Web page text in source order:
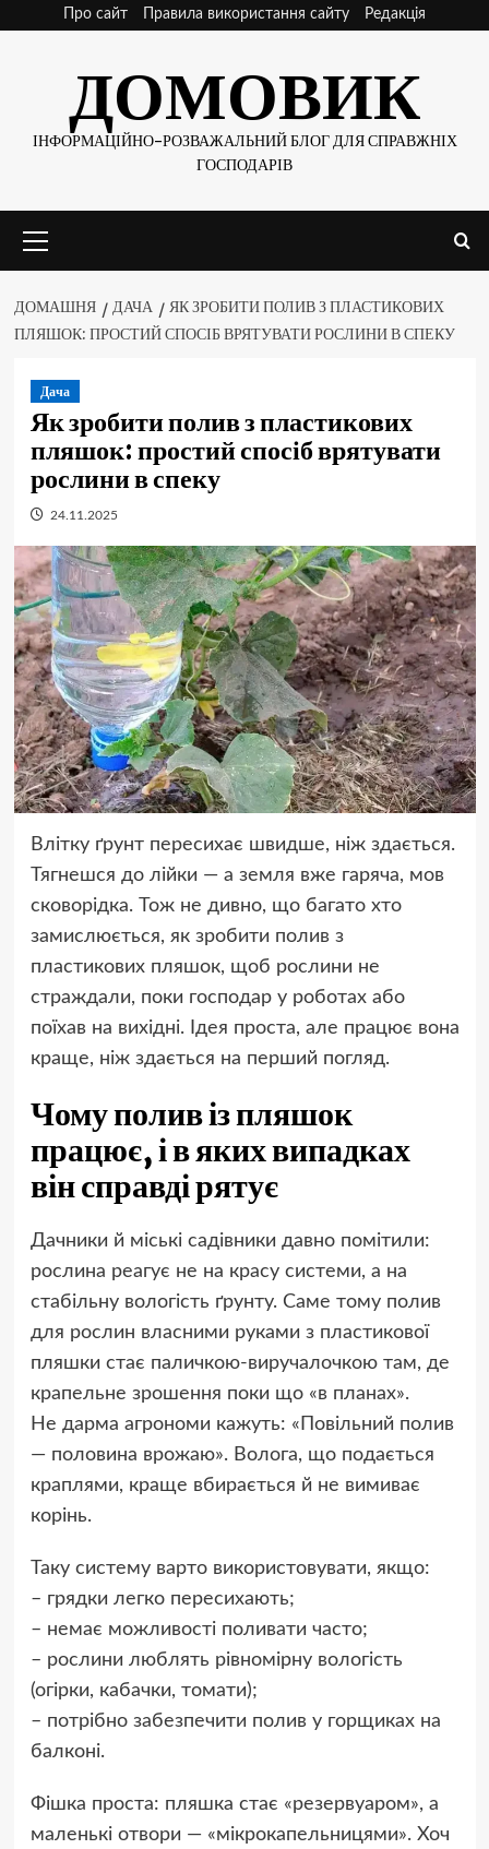
Про сайт Правила використання сайту Редакція
ДОМОВИК
ІНФОРМАЦІЙНО-РОЗВАЖАЛЬНИЙ БЛОГ ДЛЯ СПРАВЖНІХ
ГОСПОДАРІВ
меню
ДОМАШНЯ ДАЧА
ЯК ЗРОБИТИ ПОЛИВ З ПЛАСТИКОВИХ
ПЛЯШОК: ПРОСТИЙ СПОСІБ ВРЯТУВАТИ РОСЛИНИ В СПЕКУ
Дача
Як зробити полив з пластикових
пляшок: простий спосіб врятувати
рослини в спеку
24.11.2025
Влітку ґрунт пересихає швидше, ніж здається.
Тягнешся до лійки — а земля вже гаряча, мов
сковорідка. Тож не дивно, що багато хто
замислюється, як зробити полив з
пластикових пляшок, щоб рослини не
страждали, поки господар у роботах або
поїхав на вихідні. Ідея проста, але працює вона
краще, ніж здається на перший погляд.
Чому полив із пляшок
працює, і в яких випадках
він справді рятує
Дачники й міські садівники давно помітили:
рослина реагує не на красу системи, а на
стабільну вологість ґрунту. Саме тому полив
для рослин власними руками з пластикової
пляшки стає паличкою-виручалочкою там, де
крапельне зрошення поки що «в планах».
Не дарма агрономи кажуть: «Повільний полив
— половина врожаю». Волога, що подається
краплями, краще вбирається й не вимиває
корінь.
Таку систему варто використовувати, якщо:
– грядки легко пересихають;
– немає можливості поливати часто;
– рослини люблять рівномірну вологість
(огірки, кабачки, томати);
– потрібно забезпечити полив у горщиках на
балконі.
Фішка проста: пляшка стає «резервуаром», а
маленькі отвори — «мікрокапельницями». Хоч